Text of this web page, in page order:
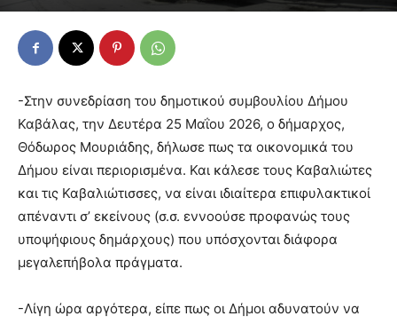
-Στην συνεδρίαση του δημοτικού συμβουλίου Δήμου
Καβάλας, την Δευτέρα 25 Μαΐου 2026, ο δήμαρχος,
Θόδωρος Μουριάδης, δήλωσε πως τα οικονομικά του
Δήμου είναι περιορισμένα. Και κάλεσε τους Καβαλιώτες
και τις Καβαλιώτισσες, να είναι ιδιαίτερα επιφυλακτικοί
απέναντι σ’ εκείνους (σ.σ. εννοούσε προφανώς τους
υποψήφιους δημάρχους) που υπόσχονται διάφορα
μεγαλεπήβολα πράγματα.
-Λίγη ώρα αργότερα, είπε πως οι Δήμοι αδυνατούν να